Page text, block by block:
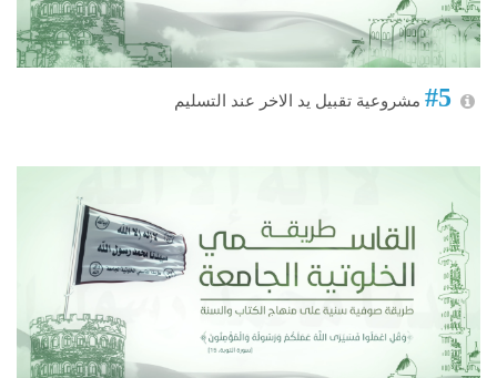
#5 مشروعية تقبيل يد الاخر عند التسليم